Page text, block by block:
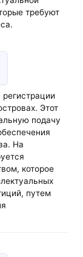
требуют
Этот
подачу
На
которое
путем